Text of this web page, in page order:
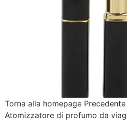
Torna alla homepage
Atomizzatore di profumo da